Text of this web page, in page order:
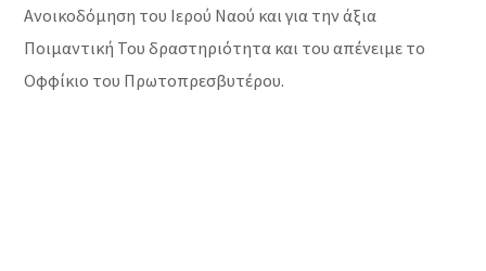
Ανοικοδόμηση του Ιερού Ναού και για την άξια
Ποιμαντική Του δραστηριότητα και του απένειμε το
Οφφίκιο του Πρωτοπρεσβυτέρου.